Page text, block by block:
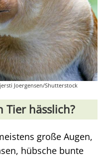
Joergensen/Shutterstock
Tier hässlich?
große Augen,
hübsche bunte